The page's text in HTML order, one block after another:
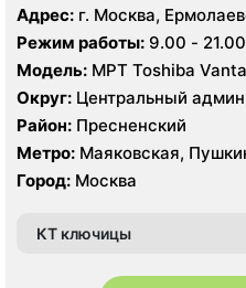
Адрес: г. Москва,
Режим работы: 9.00 - 21.00
Модель: МРТ Toshiba
Aquilion 32 среза, УЗИ
Округ: Центральный
Район: Пресненский
Метро: Маяковская,
Город: Москва
КТ ключицы